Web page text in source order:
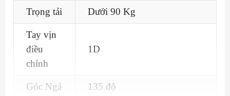
Trọng tải Dưới 90 Kg
Tay vịn
điều
chỉnh
1D
Góc Ngả 135 độ